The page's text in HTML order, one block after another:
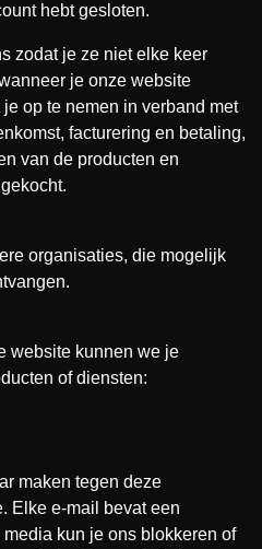
hebt gesloten.
zodat je ze niet elke keer
je onze website
op te nemen in verband met
facturering en betaling,
van de producten en
organisaties, die mogelijk
website kunnen we je
of diensten:
maken tegen deze
Elke e-mail bevat een
kun je ons blokkeren of